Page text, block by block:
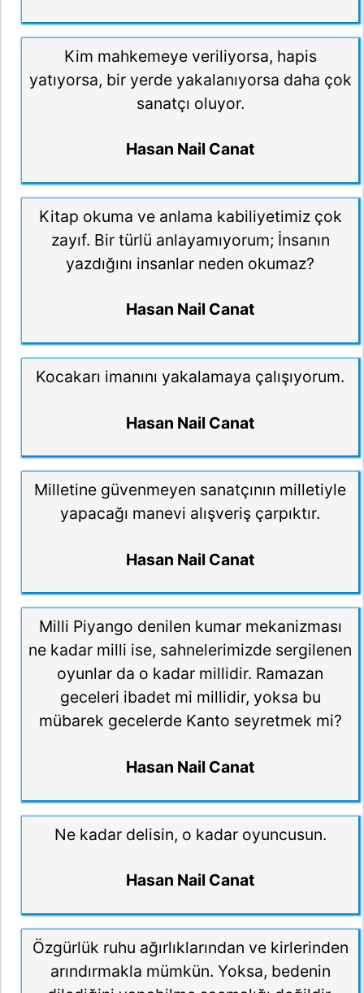
Kim mahkemeye veriliyorsa, hapis
yatıyorsa, bir yerde yakalanıyorsa daha çok
sanatçı oluyor.
Hasan Nail Canat
Kitap okuma ve anlama kabiliyetimiz çok
zayıf. Bir türlü anlayamıyorum; İnsanın
yazdığını insanlar neden okumaz?
Hasan Nail Canat
Kocakarı imanını yakalamaya çalışıyorum.
Hasan Nail Canat
Milletine güvenmeyen sanatçının milletiyle
yapacağı manevi alışveriş çarpıktır.
Hasan Nail Canat
Milli Piyango denilen kumar mekanizması
ne kadar milli ise, sahnelerimizde sergilenen
oyunlar da o kadar millidir. Ramazan
geceleri ibadet mi millidir, yoksa bu
mübarek gecelerde Kanto seyretmek mi?
Hasan Nail Canat
Ne kadar delisin, o kadar oyuncusun.
Hasan Nail Canat
Özgürlük ruhu ağırlıklarından ve kirlerinden
arındırmakla mümkün. Yoksa, bedenin